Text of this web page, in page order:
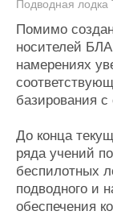
Подводная лодка
Помимо
носителей
намерениях
базирования с
До конца
ряда учений
беспилотных
подводного и
обеспечения